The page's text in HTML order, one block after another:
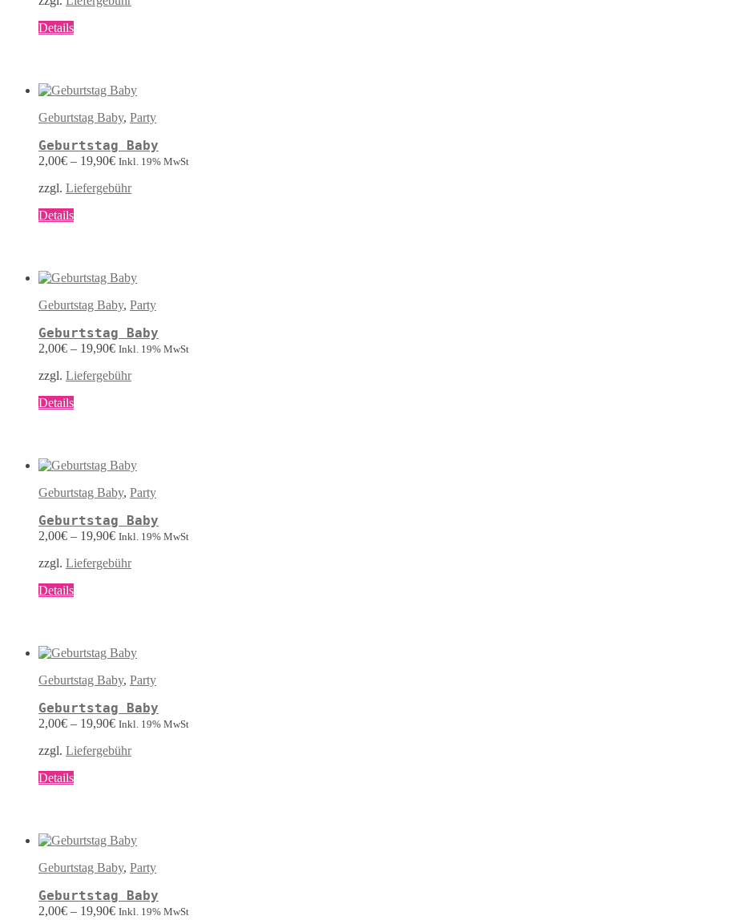
werden
DetailsDieses
Varianten
auf.
Die
Optionen
können
auf
Produktseite
werden
Geburtstag Baby, Party
Geburtstag Baby
2,00€ – 19,90€ Inkl. 19% MwSt
zzgl. Liefergebühr
DetailsDieses
Varianten
auf.
Die
Optionen
können
auf
Produktseite
werden
Geburtstag Baby, Party
Geburtstag Baby
2,00€ – 19,90€ Inkl. 19% MwSt
zzgl. Liefergebühr
DetailsDieses
Varianten
auf.
Die
Optionen
können
auf
Produktseite
werden
Geburtstag Baby, Party
Geburtstag Baby
2,00€ – 19,90€ Inkl. 19% MwSt
zzgl. Liefergebühr
DetailsDieses
Varianten
auf.
Die
Optionen
können
auf
Produktseite
werden
Geburtstag Baby, Party
Geburtstag Baby
2,00€ – 19,90€ Inkl. 19% MwSt
zzgl. Liefergebühr
DetailsDieses
Varianten
auf.
Die
Optionen
können
auf
Geburtstag Baby, Party
Geburtstag Baby
2,00€ – 19,90€ Inkl. 19% MwSt